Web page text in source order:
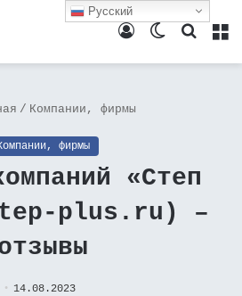
Поиск
Switch
Войти
/ Компании, фирмы
фирмы
«Степ
plus.ru) –
14.08.2023
Русский